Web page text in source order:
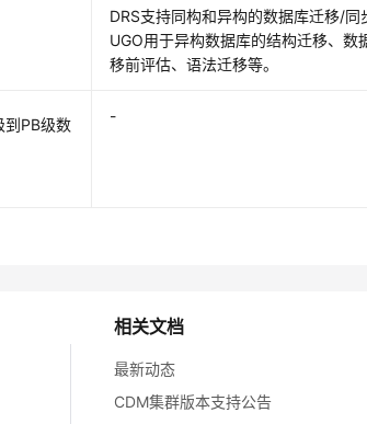
DRS支持同构和异构的数据库迁移/同
UGO用于异构数据库的结构迁移、数
移前评估、语法迁移等。
到PB级数
-
相关文档
最新动态
CDM集群版本支持公告